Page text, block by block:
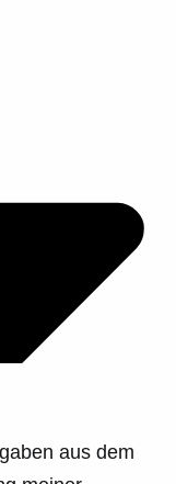
aus dem